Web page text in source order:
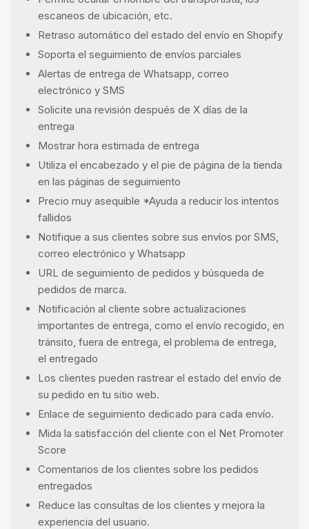
escaneos de ubicación, etc.
Retraso automático del estado del envío en Shopify
Soporta el seguimiento de envíos parciales
Alertas de entrega de Whatsapp, correo
electrónico y SMS
Solicite una revisión después de X días de la
entrega
Mostrar hora estimada de entrega
Utiliza el encabezado y el pie de página de la tienda
en las páginas de seguimiento
Precio muy asequible *Ayuda a reducir los intentos
fallidos
Notifique a sus clientes sobre sus envíos por SMS,
correo electrónico y Whatsapp
URL de seguimiento de pedidos y búsqueda de
pedidos de marca.
Notificación al cliente sobre actualizaciones
importantes de entrega, como el envío recogido, en
tránsito, fuera de entrega, el problema de entrega,
el entregado
Los clientes pueden rastrear el estado del envío de
su pedido en tu sitio web.
Enlace de seguimiento dedicado para cada envío.
Mida la satisfacción del cliente con el Net Promoter
Score
Comentarios de los clientes sobre los pedidos
entregados
Reduce las consultas de los clientes y mejora la
experiencia del usuario.